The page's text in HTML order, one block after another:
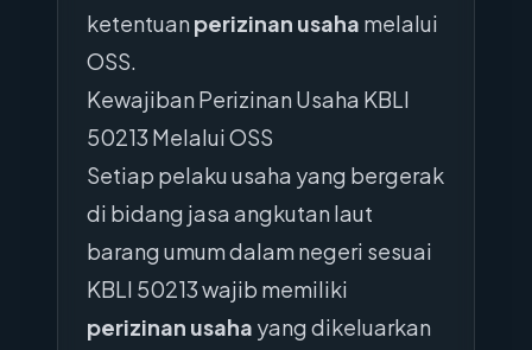
ketentuan perizinan usaha melalui
OSS.
Kewajiban Perizinan Usaha KBLI
50213 Melalui OSS
Setiap pelaku usaha yang bergerak
di bidang jasa angkutan laut
barang umum dalam negeri sesuai
KBLI 50213 wajib memiliki
perizinan usaha yang dikeluarkan